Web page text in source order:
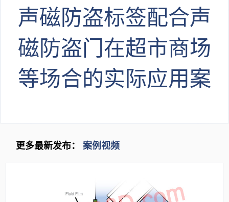
声磁防盗标签配合声
磁防盗门在超市商场
等场合的实际应用案
更多最新发布： 案例视频